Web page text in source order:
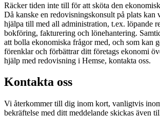
Räcker tiden inte till för att sköta den
Då kanske en redovisningskonsult på plats
hjälpa till med all administration, t.ex. löpande
bokföring, fakturering och lönehantering.
att bolla ekonomiska frågor med, och som kan
förenklar och förbättrar ditt företags ekonomi
hjälp med redovisning i Hemse, kontakta oss.
Kontakta oss
Vi återkommer till dig inom kort, vanligtvis
bekräftelse med ditt meddelande skickas även